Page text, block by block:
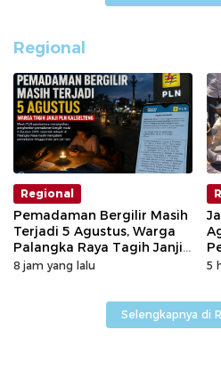
Regional
Regional
Pemadaman Bergilir Masih
Terjadi 5 Agustus, Warga
Palangka Raya Tagih Janji
GM PLN Kaltengsel
8 jam yang lalu 5
Selengkapnya di